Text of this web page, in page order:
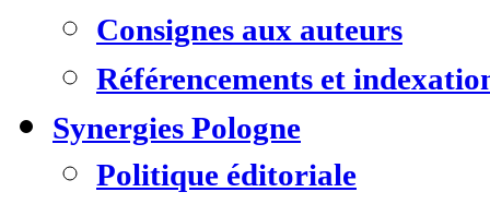
Consignes aux auteurs
Référencements et
Synergies Pologne
Politique éditoriale